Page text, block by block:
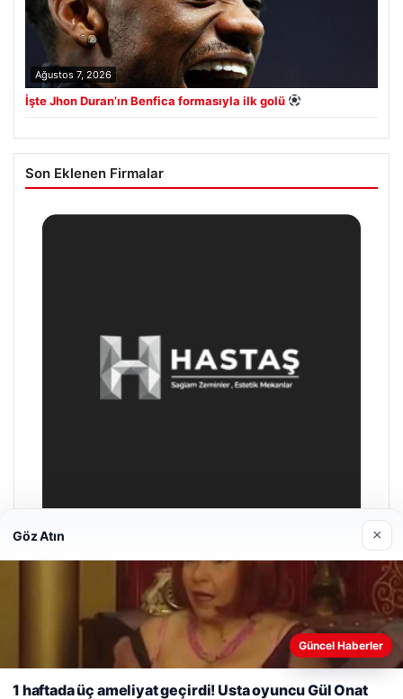
Ağustos 7, 2026
İşte Jhon Duran’ın Benfica formasıyla ilk golü
Son Eklenen Firmalar
Prenses Night Club
Web sitemizi nasıl kullandığınızı daha iyi anlayabilmek,
deneyiminizi kişiselleştirmek ve geliştirmek amacıyla çerezler
kullanıyoruz.
Çerez Politikamız
Göz Atın ×
Güncel Haberler
1 haftada üç ameliyat geçirdi! Usta oyuncu Gül Onat